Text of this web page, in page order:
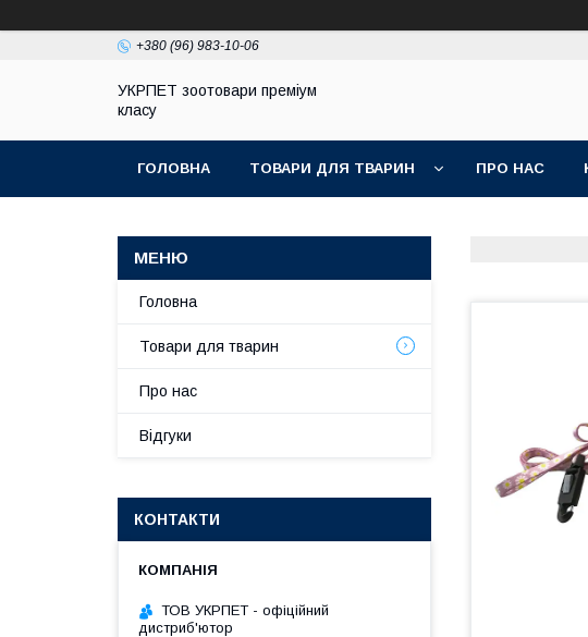
+380 (96) 983-10-06
УКРПЕТ зоотовари преміум
класу
ГОЛОВНА ТОВАРИ ДЛЯ ТВАРИН ПРО НАС
Головна
Товари для тварин
Про нас
Відгуки
КОНТАКТИ
ТОВ УКРПЕТ - офіційний
дистриб'ютор